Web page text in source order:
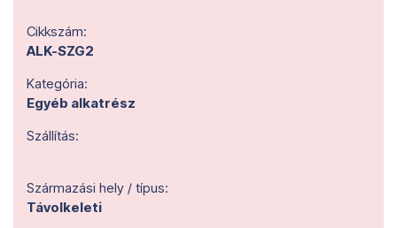
Cikkszám:
ALK-SZG2
Kategória:
Egyéb alkatrész
Szállítás:
Származási hely / típus:
Távolkeleti